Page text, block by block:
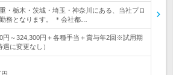
・栃木・茨城・埼玉・神奈川にある、当社プロ
務となります。 ＊会社都…
円～324,300円＋各種手当＋賞与年2回※試用期
に変更なし）